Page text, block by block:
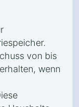
von bis
wenn